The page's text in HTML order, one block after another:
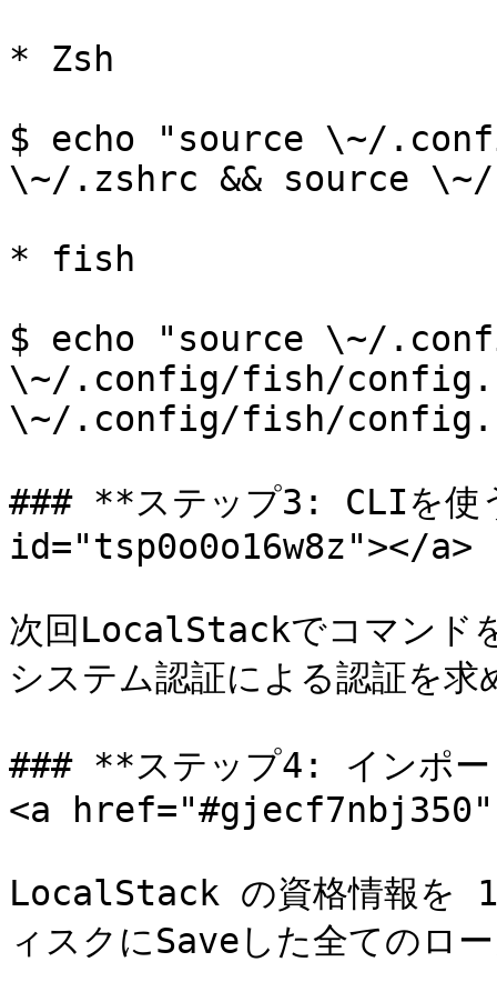
* Zsh
$ echo "source \~/
\~/.zshrc && source
* fish
$ echo "source \~/
\~/.config/fish/
\~/.config/fish/
### **ステップ3: CLIを
id="tsp0o0o16w8z"></a>
次回LocalStackでコマンド
システム認証による認証を
### **ステップ4: インポー
<a
LocalStack の資格情報を
ィスクにSaveした全てのロ